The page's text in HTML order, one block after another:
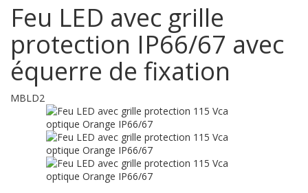
Feu LED avec grille
protection IP66/67 avec
équerre de fixation
MBLD2